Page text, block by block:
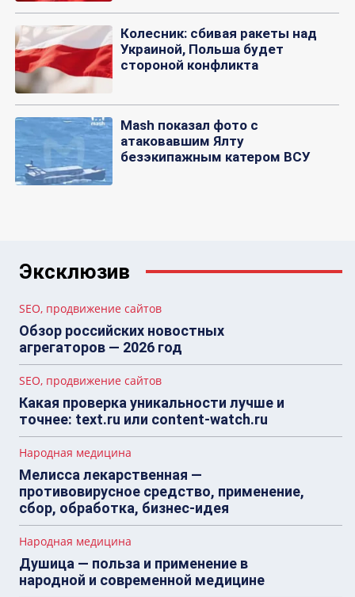
Колесник: сбивая ракеты над
Украиной, Польша будет
стороной конфликта
Mash показал фото с
атаковавшим Ялту
безэкипажным катером ВСУ
Эксклюзив
SEO, продвижение сайтов
Обзор российских новостных
агрегаторов — 2026 год
SEO, продвижение сайтов
Какая проверка уникальности лучше и
точнее: text.ru или content-watch.ru
Народная медицина
Мелисса лекарственная —
противовирусное средство, применение,
сбор, обработка, бизнес-идея
Народная медицина
Душица — польза и применение в
народной и современной медицине